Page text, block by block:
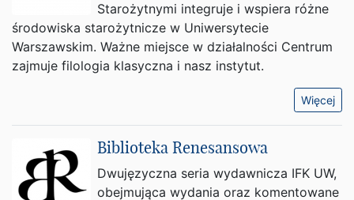
Starożytnymi integruje i wspiera różne
środowiska starożytnicze w Uniwersytecie
Warszawskim. Ważne miejsce w działalności Centrum
zajmuje filologia klasyczna i nasz instytut.
Więcej
Biblioteka Renesansowa
Dwujęzyczna seria wydawnicza IFK UW,
obejmująca wydania oraz komentowane